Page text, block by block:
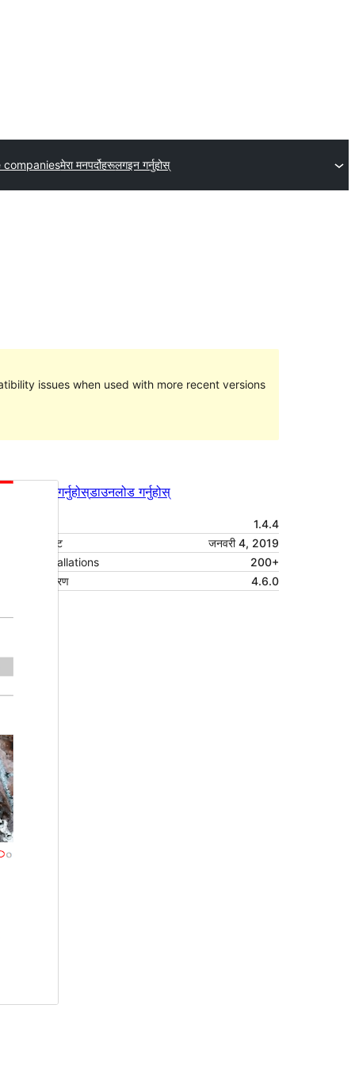
companiesमेरा मनपर्दोहरूलगइन गर्नुहोस्
issues when used with more recent versions
पूर्वावलोकन गर्नुहोस्डाउनलोड गर्नुहोस्
1.4.4
पछिल्लो अपडेट
जनवरी 4, 2019
Active installations
200+
वर्डप्रेस संस्करण
4.6.0